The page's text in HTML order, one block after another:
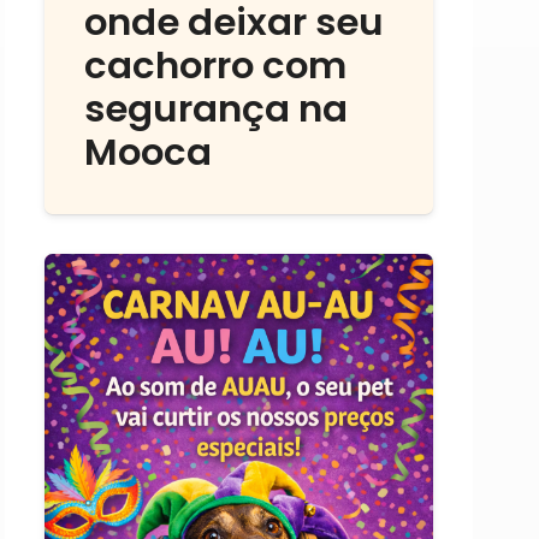
onde deixar seu
cachorro com
segurança na
Mooca